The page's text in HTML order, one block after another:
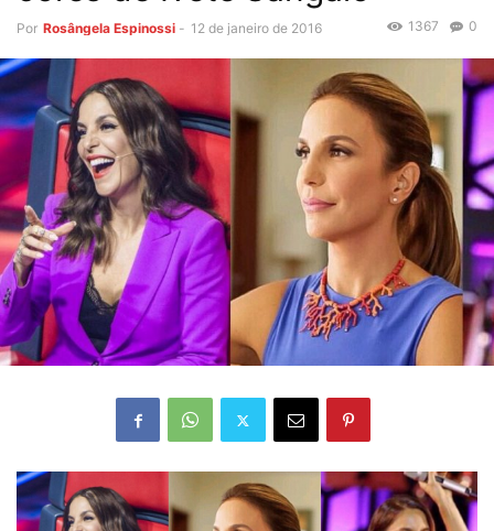
Por Rosângela Espinossi - 12 de janeiro de 2016 0
1367